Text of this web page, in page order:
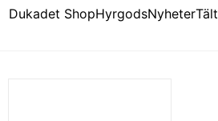
Dukadet ShopHyrgodsNyheterTält